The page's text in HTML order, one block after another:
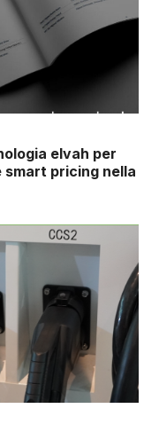
elvah per
pricing nella